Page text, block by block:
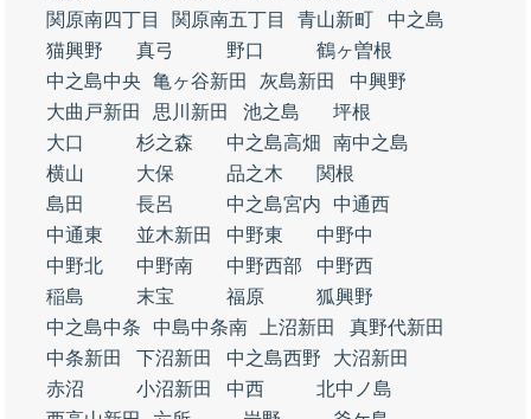
関原南四丁目
関原南五丁目 青山新町
中之島
猫興野
真弓 野口
鶴ヶ曽根
中之島中央
亀ヶ谷新田 灰島新田
中興野
大曲戸新田
思川新田 池之島
坪根
大口
杉之森 中之島高畑
南中之島
横山
大保 品之木
関根
島田
長呂 中之島宮内
中通西
中通東
並木新田 中野東
中野中
中野北
中野南 中野西部
中野西
稲島
末宝 福原
狐興野
中之島中条
中島中条南 上沼新田
真野代新田
中条新田
下沼新田 中之島西野
大沼新田
赤沼
小沼新田 中西
北中ノ島